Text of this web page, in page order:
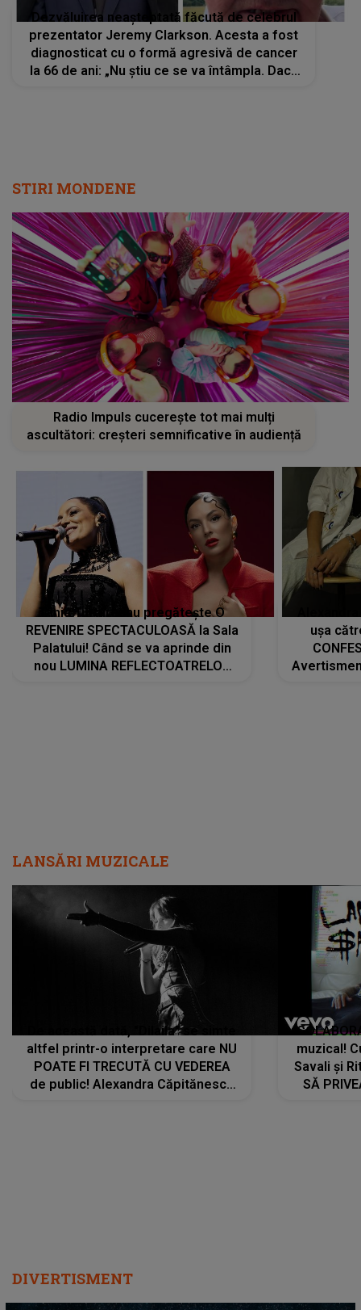
Dezvăluirea neașteptată făcută de celebrul
prezentator Jeremy Clarkson. Acesta a fost
diagnosticat cu o formă agresivă de cancer
la 66 de ani: „Nu știu ce se va întâmpla. Dacă
STIRI MONDENE
Radio Impuls cucerește tot mai mulți
ascultători: creșteri semnificative în audiență
Tania Turtureanu pregătește O
REVENIRE SPECTACULOASĂ la Sala
Palatului! Când se va aprinde din
nou LUMINA REFLECTOATRELOR
ușa
LANSĂRI MUZICALE
De această dată, "Dilaila" se simte
altfel printr-o interpretare care NU
POATE FI TRECUTĂ CU VEDEREA
de public! Alexandra Căpitănescu
muzical!
Savali și
SĂ
DIVERTISMENT